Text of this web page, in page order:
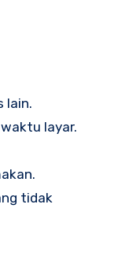
lain.
layar.
tidak